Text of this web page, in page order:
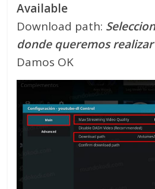
Available
Download path:
donde queremos
Damos OK